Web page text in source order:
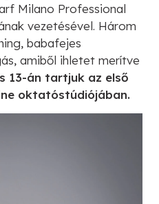
Milano Professional
vezetésével. Három
babafejes
amiből ihletet merítve
13-án tartjuk az első
oktatóstúdiójában.